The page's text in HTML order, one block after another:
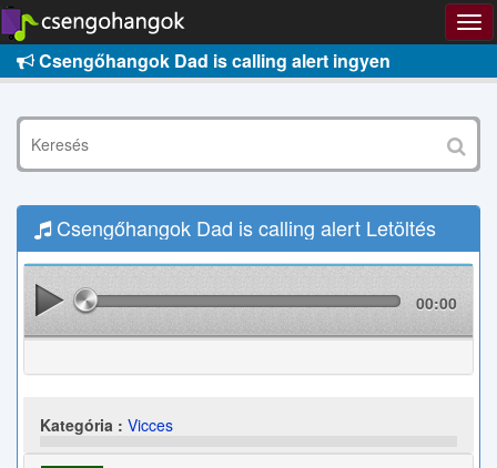
Csengőhangok Dad is calling alert ingyen
Csengőhangok Dad is calling alert Letöltés
00:00
Kategória : Vicces